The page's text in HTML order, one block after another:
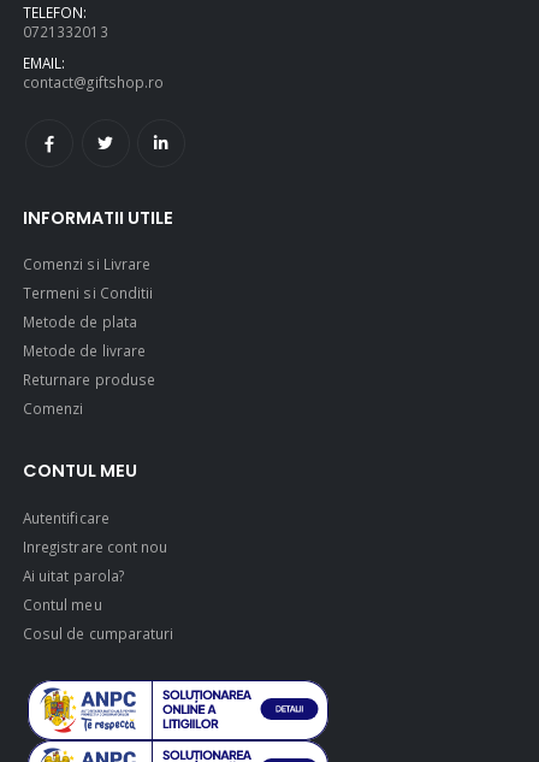
TELEFON:
0721332013
EMAIL:
contact@giftshop.ro
INFORMATII UTILE
Comenzi si Livrare
Termeni si Conditii
Metode de plata
Metode de livrare
Returnare produse
Comenzi
CONTUL MEU
Autentificare
Inregistrare cont nou
Ai uitat parola?
Contul meu
Cosul de cumparaturi